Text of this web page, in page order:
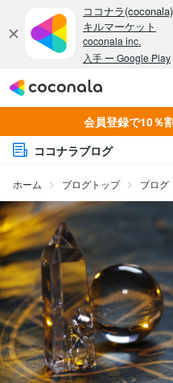
会員登録で10％
ココナラブログ
ホーム ブログトップ ブログ